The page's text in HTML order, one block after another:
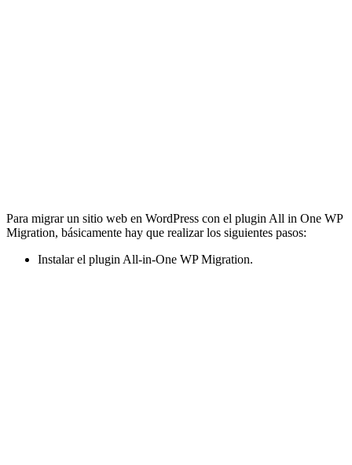
Para migrar un sitio web en WordPress con el plugin All in One WP
Migration, básicamente hay que realizar los siguientes pasos:
Instalar el plugin All-in-One WP Migration.